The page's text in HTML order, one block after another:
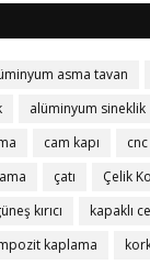
asma tavan
alüminyum sineklik
cam kapı cnc
çatı
Çelik
kırıcı kapaklı
kaplama